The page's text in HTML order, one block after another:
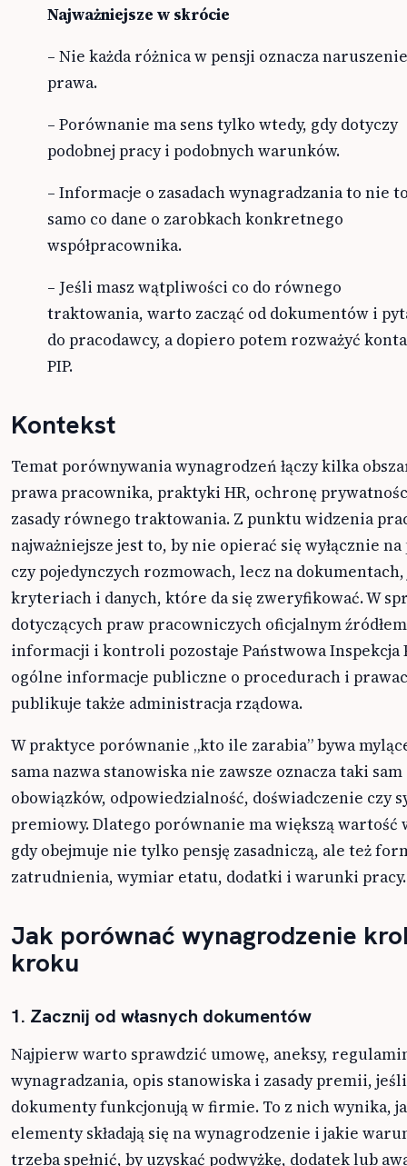
Najważniejsze w skrócie
– Nie każda różnica w pensji oznacza naruszenie
prawa.
– Porównanie ma sens tylko wtedy, gdy dotyczy
podobnej pracy i podobnych warunków.
– Informacje o zasadach wynagradzania to nie
samo co dane o zarobkach konkretnego
współpracownika.
– Jeśli masz wątpliwości co do równego
traktowania, warto zacząć od dokumentów i
do pracodawcy, a dopiero potem rozważyć
PIP.
Kontekst
Temat porównywania wynagrodzeń łączy kilka
prawa pracownika, praktyki HR, ochronę
zasady równego traktowania. Z punktu widzenia
najważniejsze jest to, by nie opierać się wyłącznie
czy pojedynczych rozmowach, lecz na dokumentach,
kryteriach i danych, które da się zweryfikować. W
dotyczących praw pracowniczych oficjalnym źródłem
informacji i kontroli pozostaje Państwowa Inspekcja
ogólne informacje publiczne o procedurach i
publikuje także administracja rządowa.
W praktyce porównanie „kto ile zarabia” bywa
sama nazwa stanowiska nie zawsze oznacza taki
obowiązków, odpowiedzialność, doświadczenie czy
premiowy. Dlatego porównanie ma większą wartość
gdy obejmuje nie tylko pensję zasadniczą, ale też
zatrudnienia, wymiar etatu, dodatki i warunki pracy.
Jak porównać wynagrodzenie
kroku
1. Zacznij od własnych dokumentów
Najpierw warto sprawdzić umowę, aneksy,
wynagradzania, opis stanowiska i zasady premii,
dokumenty funkcjonują w firmie. To z nich wynika,
elementy składają się na wynagrodzenie i jakie
trzeba spełnić, by uzyskać podwyżkę, dodatek lub